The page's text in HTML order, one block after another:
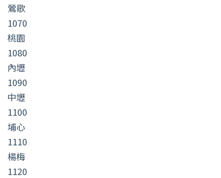
鶯歌
1070
桃園
1080
內壢
1090
中壢
1100
埔心
1110
楊梅
1120